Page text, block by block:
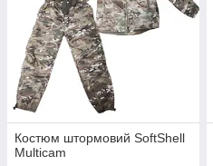
Костюм штормовий SoftShell
Multicam